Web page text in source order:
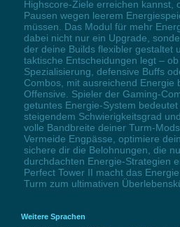
Highscore-Ziele erreichen kannst,
Pausen wegen leerem
müssen. Das Modul für mehr
dabei nicht nur ein Upgrade,
der deine Builds flexibler gestaltet
taktische Entscheidungen legt –
Spezialisierung, defensive Buffs
Combos, mit ausreichend Energie
Offensive. Spieler der Gaming-
getuntes Energie-System
steigendem Schwierigkeitsgrad
volle Bandbreite deiner Turm-
Vermeide Engpässe, optimiere
sichere dir die Belohnungen, die
durchdachten Energie-Strategien
Perfect Tower II macht das
Turm zum ultimativen
Weitere Sprachen